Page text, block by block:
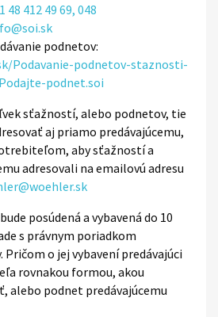
48 412 49 69, 048
podnetov:
Podavanie-podnetov-staznosti-
podnet.soi
sťažností, alebo podnetov, tie
aj priamo predávajúcemu,
aby sťažností a
adresovali na emailovú adresu
posúdená a vybavená do 10
s právnym poriadkom
Pričom o jej vybavení predávajúci
rovnakou formou, akou
alebo podnet predávajúcemu